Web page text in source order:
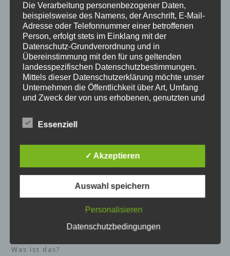
Beitrags-
Autor:
Oliver Joachim
Beitrag
veröffentlicht:
12.12.2017
Beitrags-
Kommentare:
0 Kommentare
WERDE MITGLIED ODER UNTERSTÜTZE UNS EINMALIG!
So einfach geht's:Formularausdrucken, ausfüllen,
unterschreiben und zurück an den Zauberwald.
Fertig!
Was ist das?
Die Verarbeitung personenbezogener Daten,
beispielsweise des Namens, der Anschrift, E-Mail-
Adresse oder Telefonnummer einer betroffenen
Person, erfolgt stets im Einklang mit der
Datenschutz-Grundverordnung und in
Übereinstimmung mit den für uns geltenden
landesspezifischen Datenschutzbestimmungen.
Mittels dieser Datenschutzerklärung möchte unser
Unternehmen die Öffentlichkeit über Art, Umfang
und Zweck der von uns erhobenen, genutzten und
informieren. Ferner werden betroffene Personen
mittels dieser Datenschutzerklärung über die ihnen
Wir haben als für die Verarbeitung Verantwortlicher
zahlreiche technische und organisatorische
lückenlosen Schutz der über diese Internetseite
verarbeiteten personenbezogenen Daten
sicherzustellen. Dennoch können Internetbasierte
Sicherheitslücken aufweisen, sodass ein absoluter
diesem Grund steht es jeder betroffenen Person
Essenziell
✓ Akzeptieren
Auswahl speichern
Personalisieren
Datenschutzbedingungen